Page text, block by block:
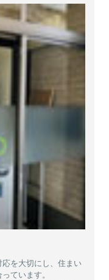
を大切にし、住まい
ています。